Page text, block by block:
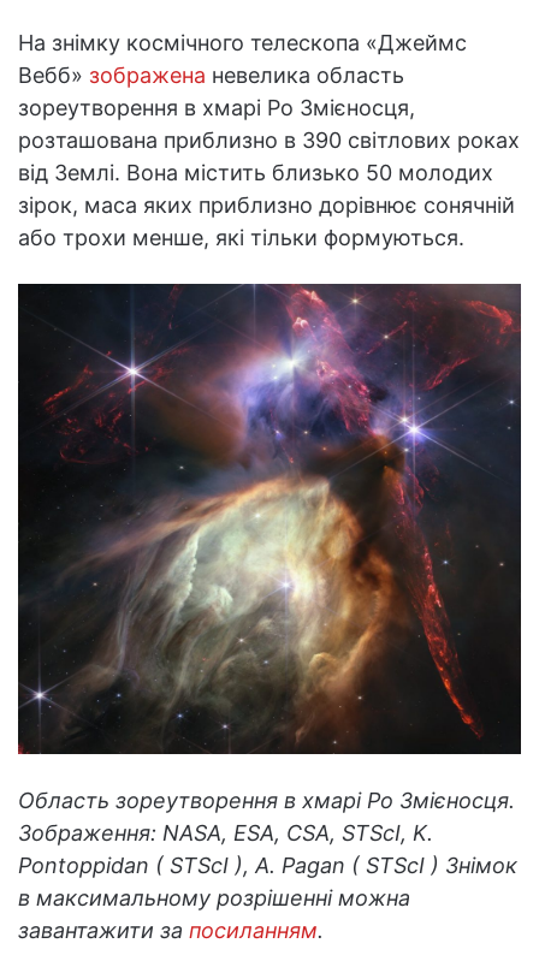
На знімку космічного телескопа «Джеймс
Вебб» зображена невелика область
зореутворення в хмарі Ро Змієносця,
розташована приблизно в 390 світлових роках
від Землі. Вона містить близько 50 молодих
зірок, маса яких приблизно дорівнює сонячній
або трохи менше, які тільки формуються.
Область зореутворення в хмарі Ро Змієносця.
Зображення: NASA, ESA, CSA, STScI, K.
Pontoppidan ( STScI ), A. Pagan ( STScI ) Знімок
в максимальному розрішенні можна
завантажити за посиланням.